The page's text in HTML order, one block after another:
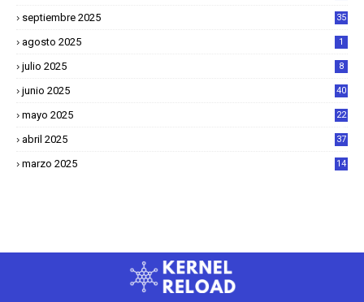
septiembre 2025 35
agosto 2025 1
julio 2025 8
junio 2025 40
mayo 2025
22
abril 2025
37
marzo 2025
14